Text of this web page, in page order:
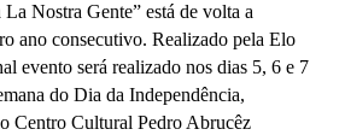
Nostra Gente” está de volta a
ano consecutivo. Realizado pela Elo
evento será realizado nos dias 5, 6 e 7
do Dia da Independência,
Centro Cultural Pedro Abrucêz